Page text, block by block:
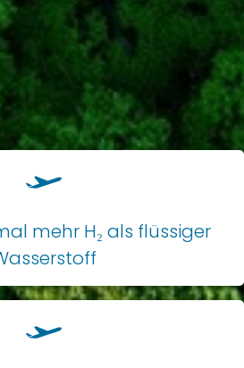
Kontakt
als
mehr H₂ als flüssiger